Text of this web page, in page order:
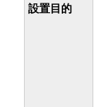
設置目的